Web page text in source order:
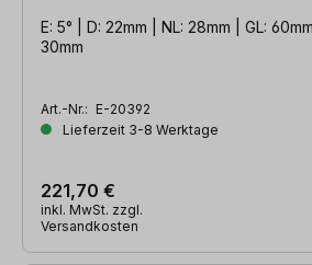
E: 5° | D: 22mm | NL: 28mm | GL:
30mm
Art.-Nr.: E-20392
Lieferzeit 3-8 Werktage
221,70 €
inkl. MwSt. zzgl.
Versandkosten